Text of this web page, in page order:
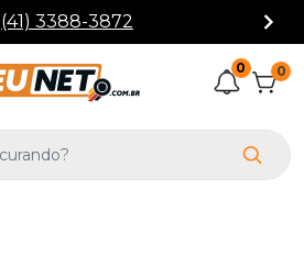
(41) 3388-3872
0 0